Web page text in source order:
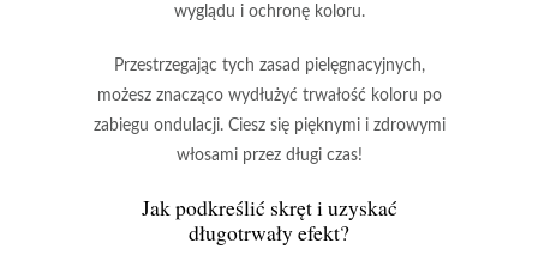
wyglądu i ochronę koloru.
Przestrzegając tych zasad pielęgnacyjnych,
możesz znacząco wydłużyć trwałość koloru po
zabiegu ondulacji. Ciesz się pięknymi i zdrowymi
włosamiprzez długi czas!
Jak podkreślić skręt i uzyskać
długotrwały efekt?